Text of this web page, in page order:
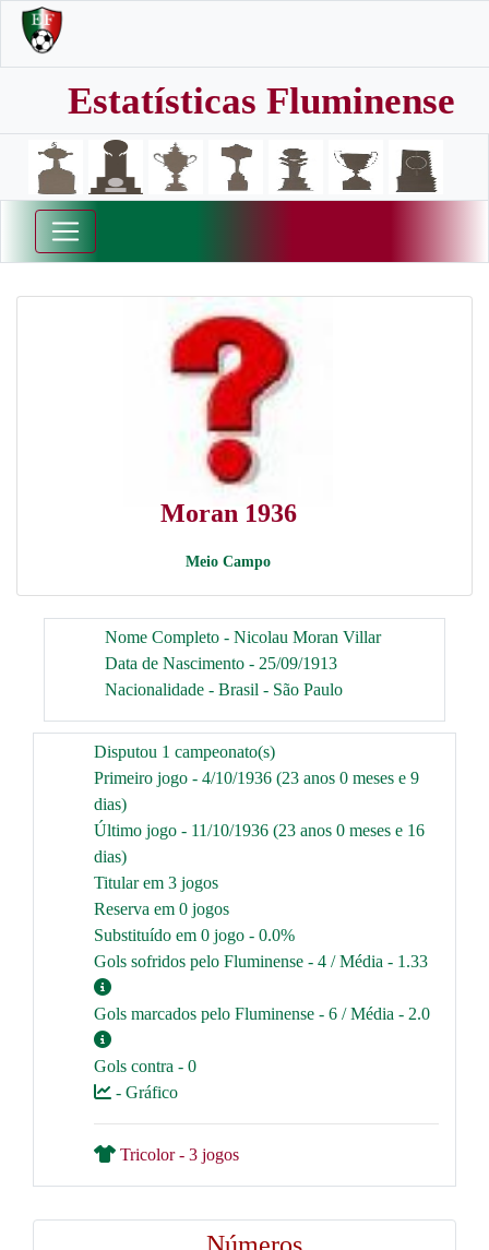
Estatísticas Fluminense
Moran 1936
Meio Campo
Nome Completo - Nicolau Moran Villar
Data de Nascimento - 25/09/1913
Nacionalidade - Brasil - São Paulo
Disputou 1 campeonato(s)
Primeiro jogo - 4/10/1936 (23 anos 0 meses e 9
dias)
Último jogo - 11/10/1936 (23 anos 0 meses e 16
dias)
Titular em 3 jogos
Reserva em 0 jogos
Substituído em 0 jogo - 0.0%
Gols sofridos pelo Fluminense - 4 / Média - 1.33
Gols marcados pelo Fluminense - 6 / Média - 2.0
Gols contra - 0
- Gráfico
Tricolor - 3 jogos